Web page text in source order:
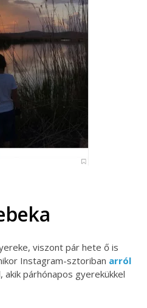
viszont pár hete ő is
Instagram-sztoriban arról
akik párhónapos gyerekükkel